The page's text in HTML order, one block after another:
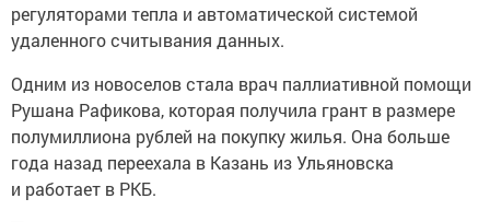
регуляторами тепла и автоматической системой
удаленного считывания данных.
Одним из новоселов стала врач паллиативной помощи
Рушана Рафикова, которая получила грант в размере
полумиллиона рублей на покупку жилья. Она больше
года назад переехала в Казань из Ульяновска
и работает в РКБ.